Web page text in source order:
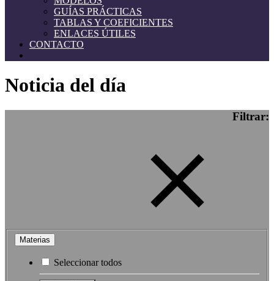
GUÍAS PRÁCTICAS
TABLAS Y COEFICIENTES
ENLACES ÚTILES
CONTACTO
Noticia del día
Filtrar:
Materias
Seleccionar todos